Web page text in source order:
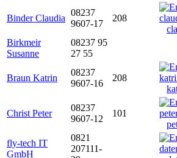
Binder Claudia
08237
9607-17
208
Birkmeir
Susanne
08237 95
27 55
Braun Katrin
08237
9607-16
208
Christ Peter
08237
9607-12
101
fly-tech IT
GmbH
0821
207111-